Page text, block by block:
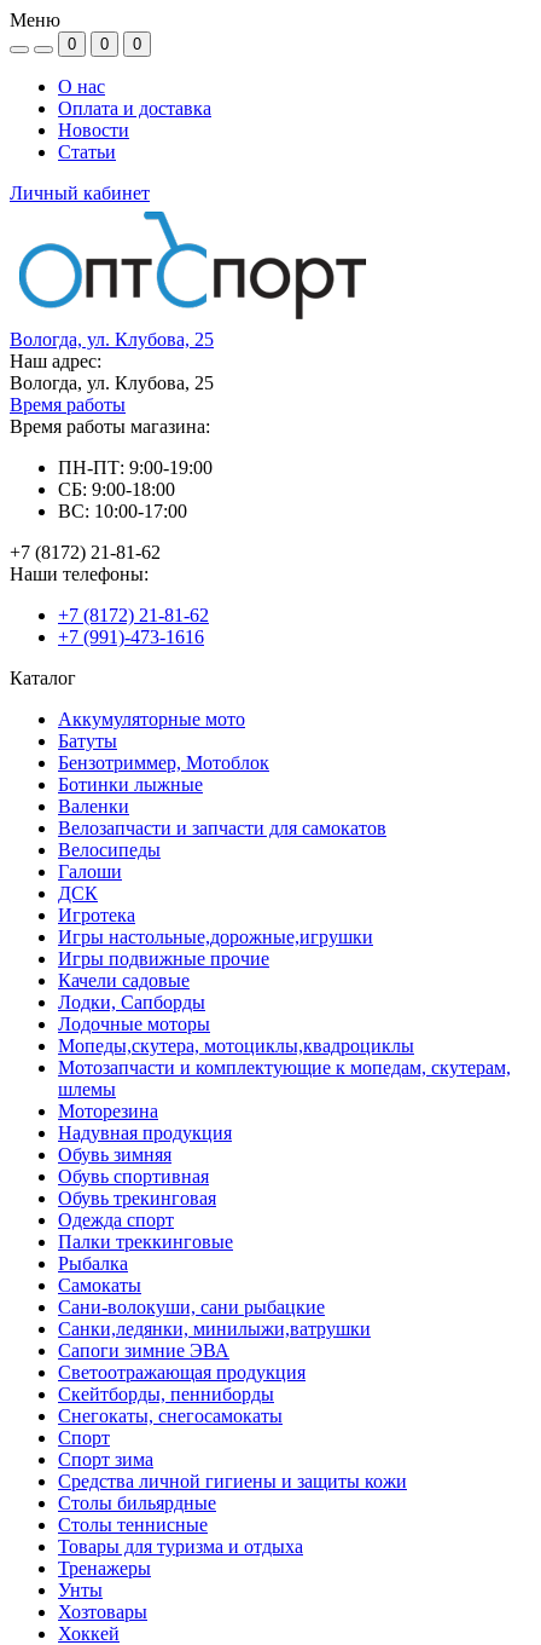
Меню
0 0 0
О нас
Оплата и доставка
Новости
Статьи
Личный кабинет
Вологда, ул. Клубова, 25
Наш адрес:
Вологда, ул. Клубова, 25
Время работы
Время работы магазина:
ПН-ПТ: 9:00-19:00
СБ: 9:00-18:00
ВС: 10:00-17:00
+7 (8172) 21-81-62
Наши телефоны:
+7 (8172) 21-81-62
+7 (991)-473-1616
Каталог
Аккумуляторные мото
Батуты
Бензотриммер, Мотоблок
Ботинки лыжные
Валенки
Велозапчасти и запчасти для самокатов
Велосипеды
Галоши
ДСК
Игротека
Игры настольные,дорожные,игрушки
Игры подвижные прочие
Качели садовые
Лодки, Сапборды
Лодочные моторы
Мопеды,скутера, мотоциклы,квадроциклы
Мотозапчасти и комплектующие к мопедам, скутерам,
шлемы
Моторезина
Надувная продукция
Обувь зимняя
Обувь спортивная
Обувь трекинговая
Одежда спорт
Палки треккинговые
Рыбалка
Самокаты
Сани-волокуши, сани рыбацкие
Санки,ледянки, минилыжи,ватрушки
Сапоги зимние ЭВА
Светоотражающая продукция
Скейтборды, пенниборды
Снегокаты, снегосамокаты
Спорт
Спорт зима
Средства личной гигиены и защиты кожи
Столы бильярдные
Столы теннисные
Товары для туризма и отдыха
Тренажеры
Унты
Хозтовары
Хоккей